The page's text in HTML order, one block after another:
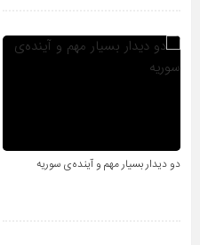
دو دیدار بسیار مهم و آینده‌ی سوریه